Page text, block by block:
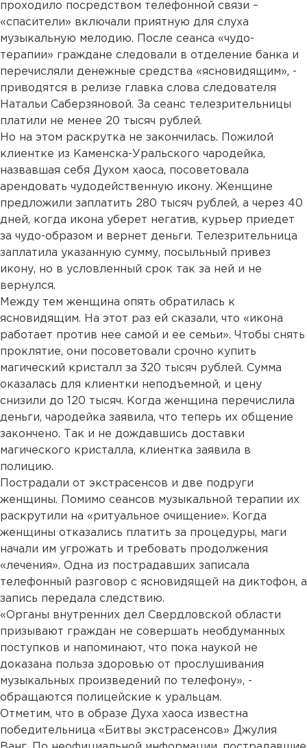
проходило посредством телефонной связи –
«спасители» включали приятную для слуха
музыкальную мелодию. После сеанса «чудо-
терапии» граждане следовали в отделение банка и
перечисляли денежные средства «ясновидящим», -
приводятся в релизе главка слова следователя
Натальи Саберзяновой. За сеанс телезрительницы
платили не менее 20 тысяч рублей.
Но на этом раскрутка не закончилась. Пожилой
клиентке из Каменска-Уральского чародейка,
назвавшая себя Духом хаоса, посоветовала
арендовать чудодейственную икону. Женщине
предложили заплатить 280 тысяч рублей, а через 40
дней, когда икона уберет негатив, курьер приедет
за чудо-образом и вернет деньги. Телезрительница
заплатила указанную сумму, посыльный привез
икону, но в условленный срок так за ней и не
вернулся.
Между тем женщина опять обратилась к
ясновидящим. На этот раз ей сказали, что «икона
работает против нее самой и ее семьи». Чтобы снять
проклятие, они посоветовали срочно купить
магический кристалл за 320 тысяч рублей. Сумма
оказалась для клиентки неподъемной, и цену
снизили до 120 тысяч. Когда женщина перечислила
деньги, чародейка заявила, что теперь их общение
закончено. Так и не дождавшись доставки
магического кристалла, клиентка заявила в
полицию.
Пострадали от экстрасенсов и две подруги
женщины. Помимо сеансов музыкальной терапии их
раскрутили на «ритуальное очищение». Когда
женщины отказались платить за процедуры, маги
начали им угрожать и требовать продолжения
«лечения». Одна из пострадавших записала
телефонный разговор с ясновидящей на диктофон, а
запись передала следствию.
«Органы внутренних дел Свердловской области
призывают граждан не совершать необдуманных
поступков и напоминают, что пока наукой не
доказана польза здоровью от прослушивания
музыкальных произведений по телефону», -
обращаются полицейские к уральцам.
Отметим, что в образе Духа хаоса известна
победительница «Битвы экстрасенсов» Джулия